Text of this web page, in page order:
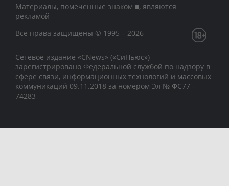
Материалы, помеченные знаком ■, являются
рекламой
Все права защищены © 1995 – 2026
Сетевое издание «CNews» («СиНьюс»)
зарегистрировано Федеральной службой по надзору в
сфере связи, информационных технологий и массовых
коммуникаций 09.11.2018 за номером Эл № ФС77 –
74283